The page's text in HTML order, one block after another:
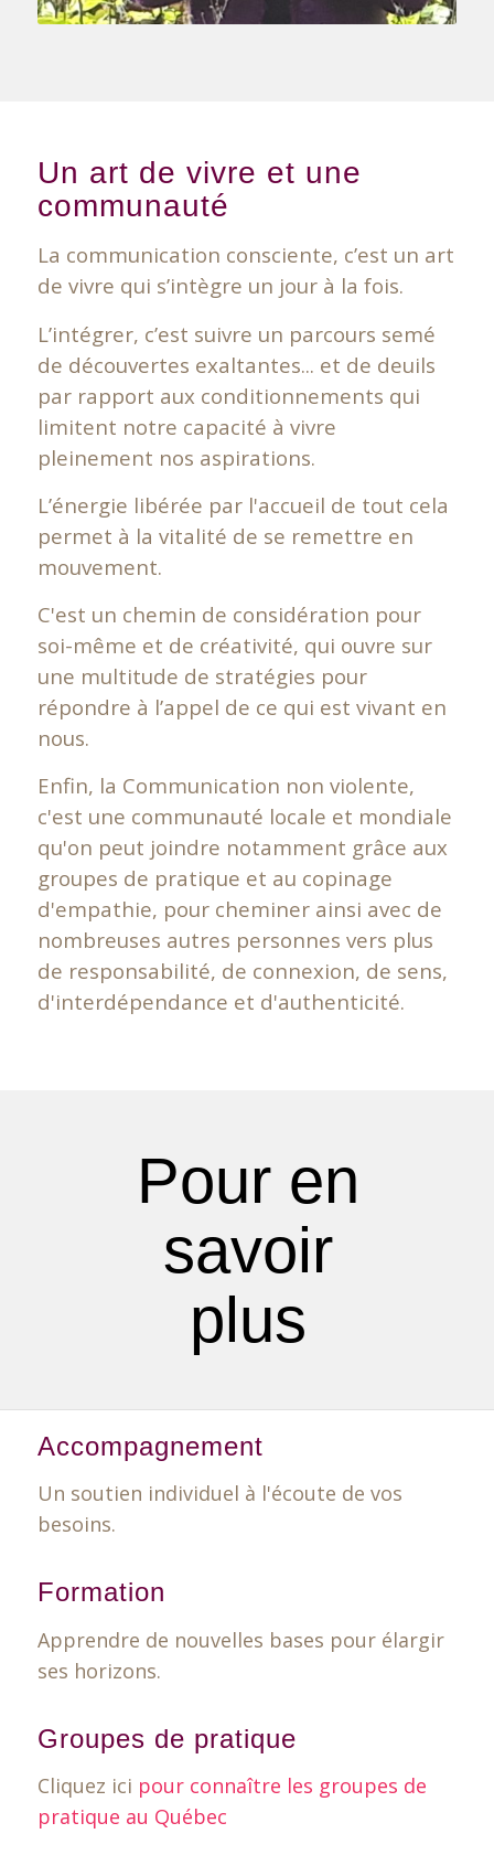
Un art de vivre et une
communauté
La communication consciente, c’est un art
de vivre qui s’intègre un jour à la fois.
L’intégrer, c’est suivre un parcours semé
de découvertes exaltantes... et de deuils
par rapport aux conditionnements qui
limitent notre capacité à vivre
pleinement nos aspirations.
L’énergie libérée par l'accueil de tout cela
permet à la vitalité de se remettre en
mouvement.
C'est un chemin de considération pour
soi-même et de créativité, qui ouvre sur
une multitude de stratégies pour
répondre à l’appel de ce qui est vivant en
nous.
Enfin, la Communication non violente,
c'est une communauté locale et mondiale
qu'on peut joindre notamment grâce aux
groupes de pratique et au copinage
d'empathie, pour cheminer ainsi avec de
nombreuses autres personnes vers plus
de responsabilité, de connexion, de sens,
d'interdépendance et d'authenticité.
Pour en
savoir
plus
Accompagnement
Un soutien individuel à l'écoute de vos
besoins.
Formation
Apprendre de nouvelles bases pour élargir
ses horizons.
Groupes de pratique
Cliquez ici pour connaître les groupes de
pratique au Québec